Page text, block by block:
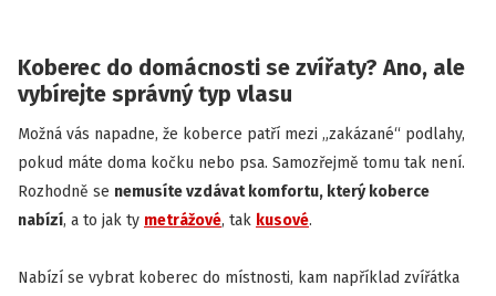
Koberec do domácnosti se zvířaty? Ano, ale
vybírejte správný typ vlasu
Možná vás napadne, že koberce patří mezi „zakázané“ podlahy,
pokud máte doma kočku nebo psa. Samozřejmě tomu tak není.
Rozhodně se nemusíte vzdávat komfortu, který koberce
nabízí, a to jak ty metrážové, tak kusové.
Nabízí se vybrat koberec do místnosti, kam například zvířátka